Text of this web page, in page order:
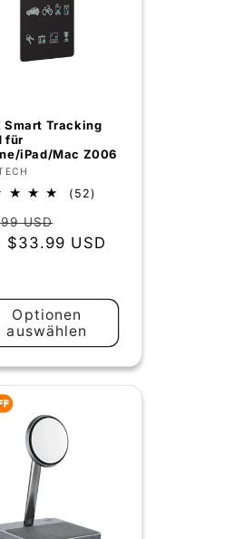
Smart Tracking
für
iPad/Mac Z006
(52)
USD
$33.99 USD
Optionen
auswählen